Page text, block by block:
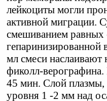
лейкоциты могли
активной миграции.
смешиванием
гепаринизированной
мл смеси наслаивают
фиколл-
45 мин. Слой плазмы,
уровня 1 -2 мм над